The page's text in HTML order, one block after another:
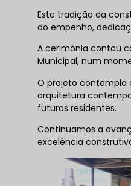
Esta tradição da
do empenho,
A cerimónia contou
Municipal, num
O projeto contempla
arquitetura
futuros residentes.
Continuamos a
excelência